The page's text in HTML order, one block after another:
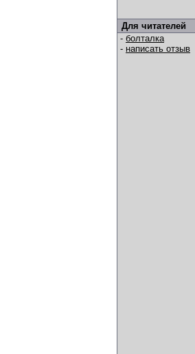
Для читателей
- болталка
- написать отзыв